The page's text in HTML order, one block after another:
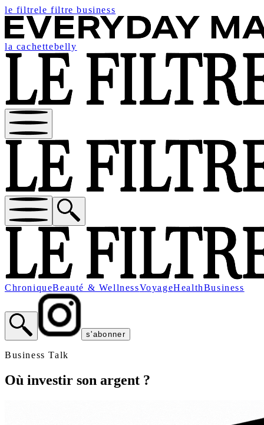
le filtrele filtre business
la cachettebelly
ChroniqueBeauté & WellnessVoyageHealthBusiness
s'abonner
Business Talk
Où investir son argent ?